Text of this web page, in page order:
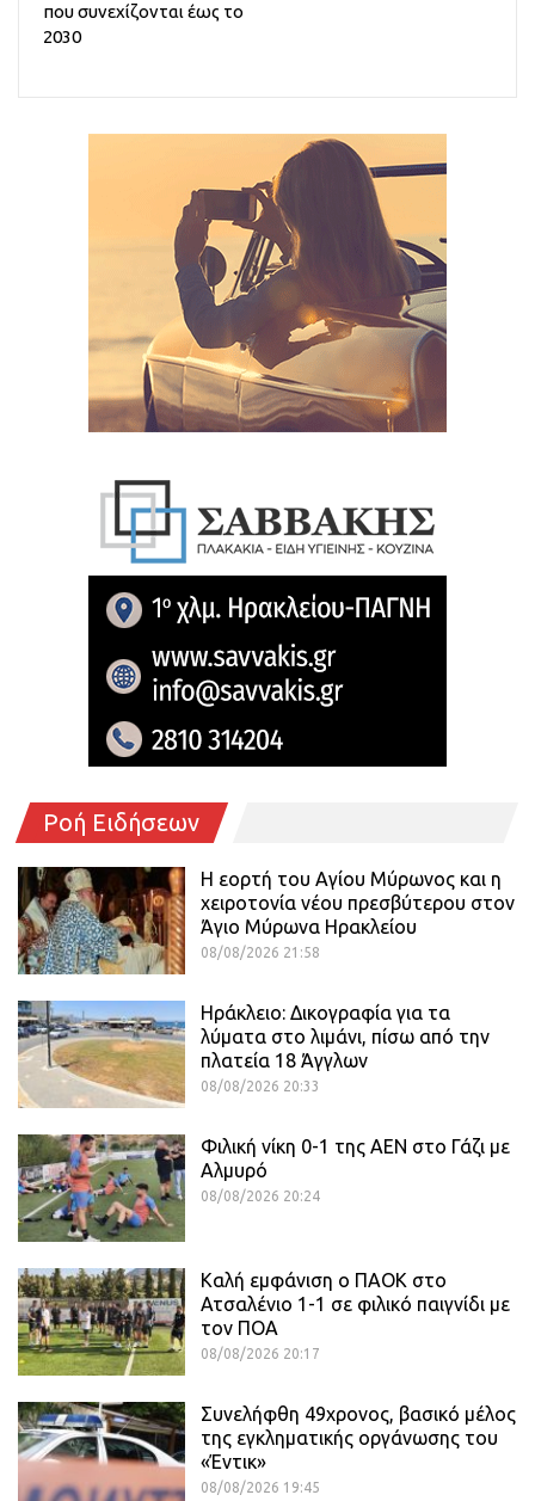
που συνεχίζονται έως το
2030
Ροή Ειδήσεων
Η εορτή του Αγίου Μύρωνος και η
χειροτονία νέου πρεσβύτερου στον
Άγιο Μύρωνα Ηρακλείου
08/08/2026 21:58
Ηράκλειο: Δικογραφία για τα
λύματα στο λιμάνι, πίσω από την
πλατεία 18 Άγγλων
08/08/2026 20:33
Φιλική νίκη 0-1 της ΑΕΝ στο Γάζι με
Αλμυρό
08/08/2026 20:24
Καλή εμφάνιση ο ΠΑΟΚ στο
Ατσαλένιο 1-1 σε φιλικό παιγνίδι με
τον ΠΟΑ
08/08/2026 20:17
Συνελήφθη 49χρονος, βασικό μέλος
της εγκληματικής οργάνωσης του
«Έντικ»
08/08/2026 19:45